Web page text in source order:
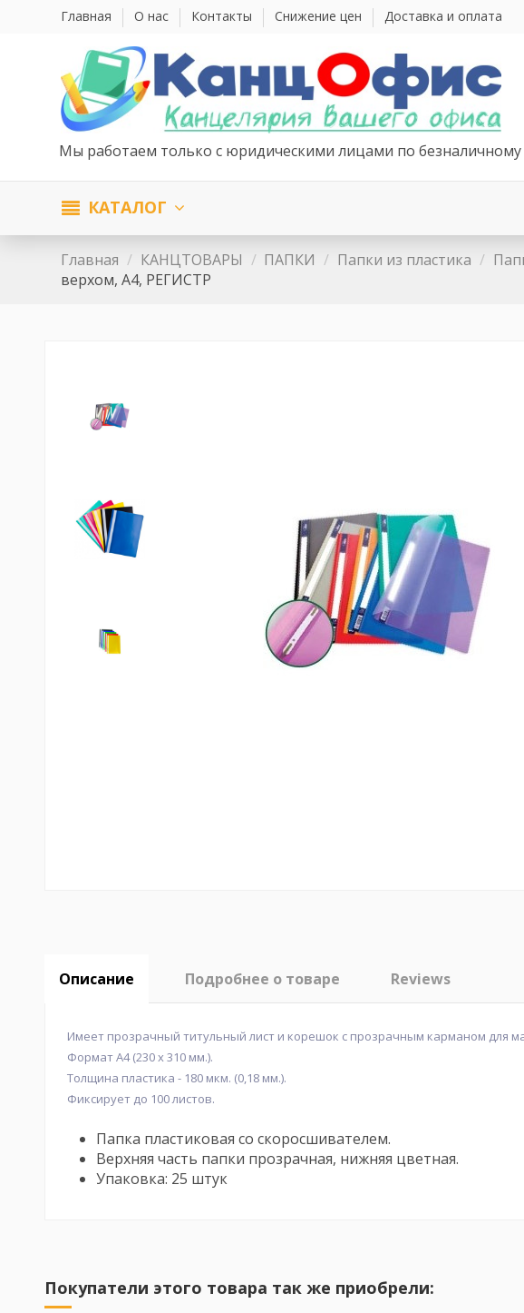
Главная О нас Контакты Снижение цен Доставка и оплата
Мы работаем только с юридическими лицами по безналичному
КАТАЛОГ
Главная КАНЦТОВАРЫ ПАПКИ Папки из пластика
верхом, А4, РЕГИСТР
Описание Подробнее о товаре Reviews
Имеет прозрачный титульный лист и корешок с прозрачным карманом для
Формат А4 (230 х 310 мм.).
Толщина пластика - 180 мкм. (0,18 мм.).
Фиксирует до 100 листов.
Папка пластиковая со скоросшивателем.
Верхняя часть папки прозрачная, нижняя цветная.
Упаковка: 25 штук
Покупатели этого товара так же приобрели: